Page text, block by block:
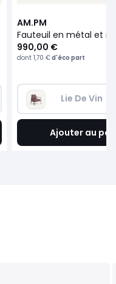
AM.PM
990,00 €
dont1,70 €d'éco part
Lie De Vin
Ajouter au